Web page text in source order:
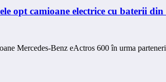
opt camioane electrice cu baterii
Mercedes-Benz eActros 600 în urma